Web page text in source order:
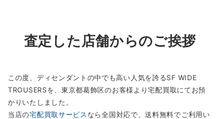
査定した店舗からのご挨拶
この度、ディセンダントの中でも高い人気を誇るSF WIDE
TROUSERSを、東京都葛飾区のお客様より宅配買取にてお預
かりいたしました。
当店の宅配買取サービス なら全国対応で、送料無料でご利用い